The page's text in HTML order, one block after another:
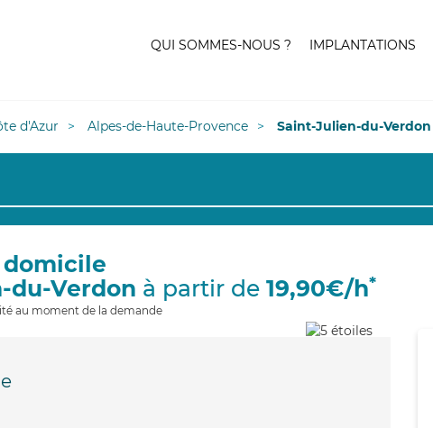
QUI SOMMES-NOUS ? IMPLANTATIONS
d'Azur Alpes-de-Haute-Provence Saint-Julien-du-Verdon
domicile
du-Verdon à partir de 19,90€/h*
au moment de la demande